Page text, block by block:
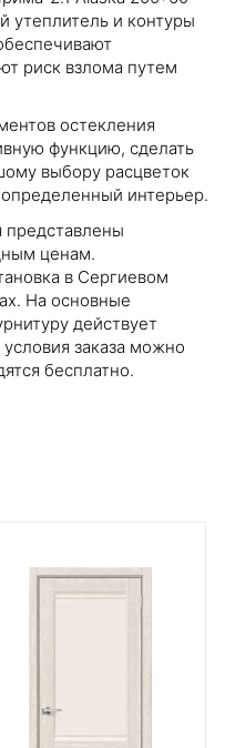
утеплитель и контуры
риск взлома путем
остекления
функцию, сделать
выбору расцветок
интерьер.
представлены
ценам.
в Сергиевом
На основные
действует
заказа можно
бесплатно.